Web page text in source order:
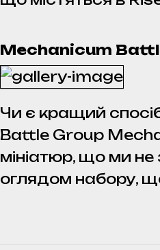
Mechanicum
Чи є кращий
Battle Group
мініатюр, що ми не
оглядом набору,